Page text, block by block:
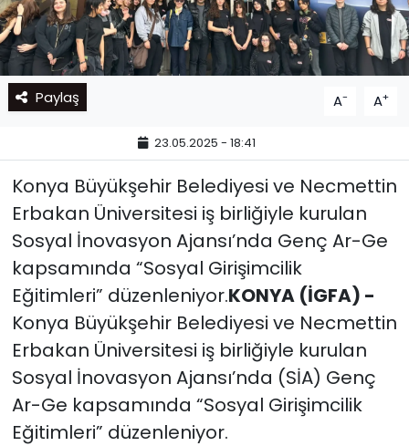
Paylaş A- A+
23.05.2025 - 18:41
Konya Büyükşehir Belediyesi ve Necmettin
Erbakan Üniversitesi iş birliğiyle kurulan
Sosyal İnovasyon Ajansı’nda Genç Ar-Ge
kapsamında “Sosyal Girişimcilik
Eğitimleri” düzenleniyor.KONYA (İGFA) -
Konya Büyükşehir Belediyesi ve Necmettin
Erbakan Üniversitesi iş birliğiyle kurulan
Sosyal İnovasyon Ajansı’nda (SİA) Genç
Ar-Ge kapsamında “Sosyal Girişimcilik
Eğitimleri” düzenleniyor.